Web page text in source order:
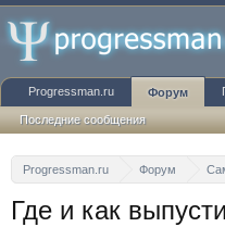
Progressman.ru Форум
Где и как
Progressman.ru Форум
Последние сообщения